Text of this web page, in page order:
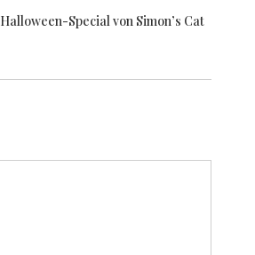
Halloween-Special von Simon’s Cat